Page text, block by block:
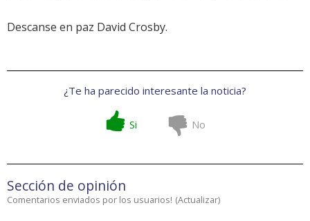
Descanse en paz David Crosby.
¿Te ha parecido interesante la noticia?
Si No
Sección de opinión
Comentarios enviados por los usuarios! (Actualizar)